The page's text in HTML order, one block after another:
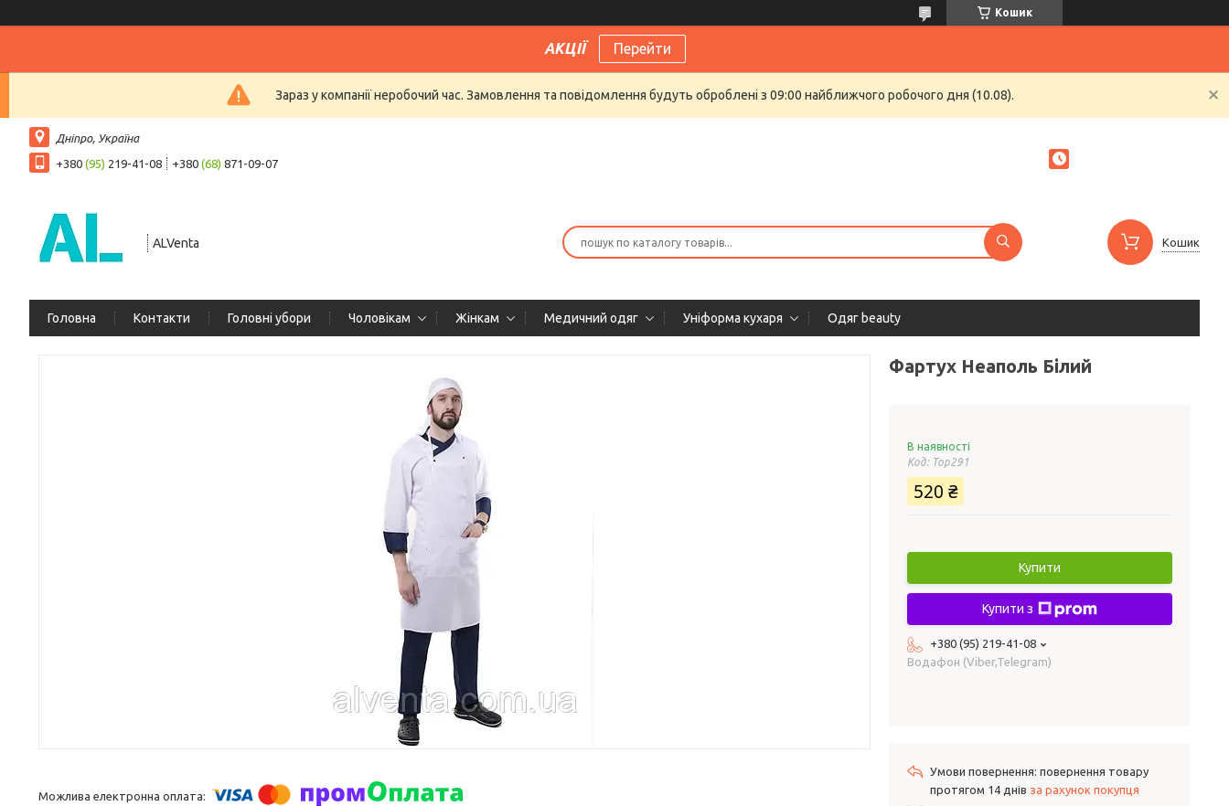
Кошик
АКЦІЇ Перейти
Зараз у компанії неробочий час. Замовлення та повідомлення будуть оброблені з 09:00 найближчого робочого дня (10.08).
Дніпро, Україна
+380 (95) 219-41-08 +380 (68) 871-09-07
ALVenta Кошик
Головна Контакти Головні убори Чоловікам Жінкам Медичний одяг Уніформа кухаря Одяг beauty
Фартух Неаполь Білий
В наявності
Код: Top291
520 ₴
Купити
Купити з
+380 (95) 219-41-08
Водафон (Viber,Telegram)
повернення товару
протягом 14 днів за рахунок покупця